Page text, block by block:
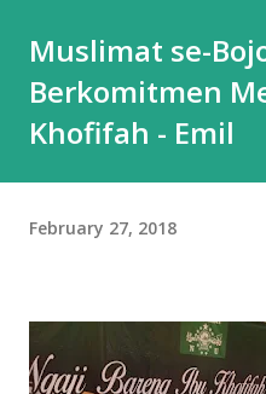
Muslimat se-
Berkomitmen
Khofifah - Emil
February 27, 2018